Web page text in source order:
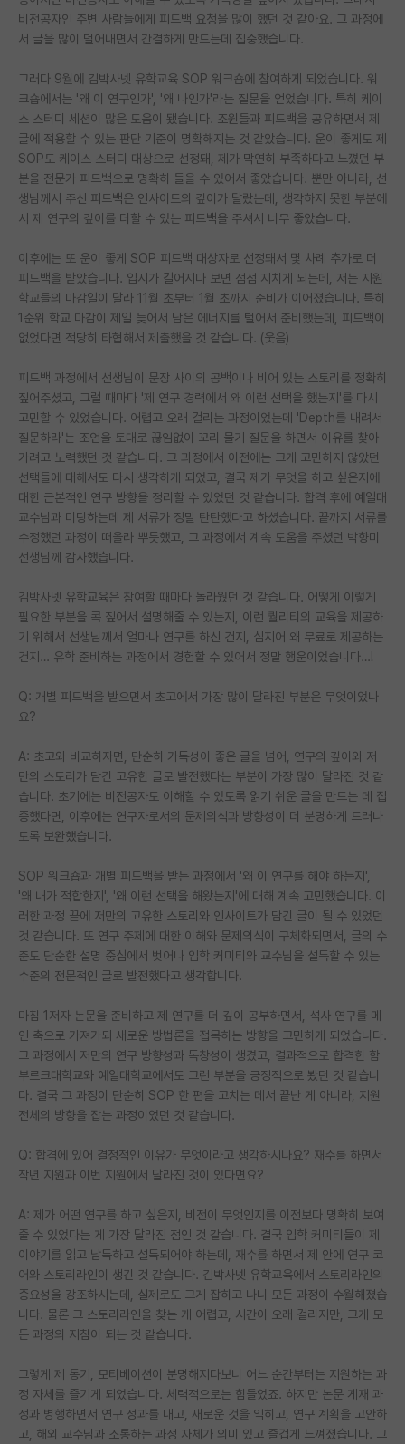
비전공자인 주변 사람들에게 피드백 요청을 많이 했던 것 같아요. 그 과정에
서 글을 많이 덜어내면서 간결하게 만드는데 집중했습니다.
그러다 9월에 김박사넷 유학교육 SOP 워크숍에 참여하게 되었습니다. 워
크숍에서는 '왜 이 연구인가', '왜 나인가'라는 질문을 얻었습니다. 특히 케이
스 스터디 세션이 많은 도움이 됐습니다. 조원들과 피드백을 공유하면서 제
글에 적용할 수 있는 판단 기준이 명확해지는 것 같았습니다. 운이 좋게도 제
SOP도 케이스 스터디 대상으로 선정돼, 제가 막연히 부족하다고 느꼈던 부
분을 전문가 피드백으로 명확히 들을 수 있어서 좋았습니다. 뿐만 아니라, 선
생님께서 주신 피드백은 인사이트의 깊이가 달랐는데, 생각하지 못한 부분에
서 제 연구의 깊이를 더할 수 있는 피드백을 주셔서 너무 좋았습니다.
이후에는 또 운이 좋게 SOP 피드백 대상자로 선정돼서 몇 차례 추가로 더
피드백을 받았습니다. 입시가 길어지다 보면 점점 지치게 되는데, 저는 지원
학교들의 마감일이 달라 11월 초부터 1월 초까지 준비가 이어졌습니다. 특히
1순위 학교 마감이 제일 늦어서 남은 에너지를 털어서 준비했는데, 피드백이
없었다면 적당히 타협해서 제출했을 것 같습니다. (웃음)
피드백 과정에서 선생님이 문장 사이의 공백이나 비어 있는 스토리를 정확히
짚어주셨고, 그럴 때마다 '제 연구 경력에서 왜 이런 선택을 했는지'를 다시
고민할 수 있었습니다. 어렵고 오래 걸리는 과정이었는데 'Depth를 내려서
질문하라'는 조언을 토대로 끊임없이 꼬리 물기 질문을 하면서 이유를 찾아
가려고 노력했던 것 같습니다. 그 과정에서 이전에는 크게 고민하지 않았던
선택들에 대해서도 다시 생각하게 되었고, 결국 제가 무엇을 하고 싶은지에
대한 근본적인 연구 방향을 정리할 수 있었던 것 같습니다. 합격 후에 예일대
교수님과 미팅하는데 제 서류가 정말 탄탄했다고 하셨습니다. 끝까지 서류를
수정했던 과정이 떠올라 뿌듯했고, 그 과정에서 계속 도움을 주셨던 박향미
선생님께 감사했습니다.
김박사넷 유학교육은 참여할 때마다 놀라웠던 것 같습니다. 어떻게 이렇게
필요한 부분을 콕 짚어서 설명해줄 수 있는지, 이런 퀄리티의 교육을 제공하
기 위해서 선생님께서 얼마나 연구를 하신 건지, 심지어 왜 무료로 제공하는
건지… 유학 준비하는 과정에서 경험할 수 있어서 정말 행운이었습니다…!
Q: 개별 피드백을 받으면서 초고에서 가장 많이 달라진 부분은 무엇이었나
요?
A: 초고와 비교하자면, 단순히 가독성이 좋은 글을 넘어, 연구의 깊이와 저
만의 스토리가 담긴 고유한 글로 발전했다는 부분이 가장 많이 달라진 것 같
습니다. 초기에는 비전공자도 이해할 수 있도록 읽기 쉬운 글을 만드는 데 집
중했다면, 이후에는 연구자로서의 문제의식과 방향성이 더 분명하게 드러나
도록 보완했습니다.
SOP 워크숍과 개별 피드백을 받는 과정에서 '왜 이 연구를 해야 하는지',
'왜 내가 적합한지', '왜 이런 선택을 해왔는지'에 대해 계속 고민했습니다. 이
러한 과정 끝에 저만의 고유한 스토리와 인사이트가 담긴 글이 될 수 있었던
것 같습니다. 또 연구 주제에 대한 이해와 문제의식이 구체화되면서, 글의 수
준도 단순한 설명 중심에서 벗어나 입학 커미티와 교수님을 설득할 수 있는
수준의 전문적인 글로 발전했다고 생각합니다.
마침 1저자 논문을 준비하고 제 연구를 더 깊이 공부하면서, 석사 연구를 메
인 축으로 가져가되 새로운 방법론을 접목하는 방향을 고민하게 되었습니다.
그 과정에서 저만의 연구 방향성과 독창성이 생겼고, 결과적으로 합격한 함
부르크대학교와 예일대학교에서도 그런 부분을 긍정적으로 봤던 것 같습니
다. 결국 그 과정이 단순히 SOP 한 편을 고치는 데서 끝난 게 아니라, 지원
전체의 방향을 잡는 과정이었던 것 같습니다.
Q: 합격에 있어 결정적인 이유가 무엇이라고 생각하시나요? 재수를 하면서
작년 지원과 이번 지원에서 달라진 것이 있다면요?
A: 제가 어떤 연구를 하고 싶은지, 비전이 무엇인지를 이전보다 명확히 보여
줄 수 있었다는 게 가장 달라진 점인 것 같습니다. 결국 입학 커미티들이 제
이야기를 읽고 납득하고 설득되어야 하는데, 재수를 하면서 제 안에 연구 코
어와 스토리라인이 생긴 것 같습니다. 김박사넷 유학교육에서 스토리라인의
중요성을 강조하시는데, 실제로도 그게 잡히고 나니 모든 과정이 수월해졌습
니다. 물론 그 스토리라인을 찾는 게 어렵고, 시간이 오래 걸리지만, 그게 모
든 과정의 지침이 되는 것 같습니다.
그렇게 제 동기, 모티베이션이 분명해지다보니 어느 순간부터는 지원하는 과
정 자체를 즐기게 되었습니다. 체력적으로는 힘들었죠. 하지만 논문 게재 과
정과 병행하면서 연구 성과를 내고, 새로운 것을 익히고, 연구 계획을 고안하
고, 해외 교수님과 소통하는 과정 자체가 의미 있고 즐겁게 느껴졌습니다. 그